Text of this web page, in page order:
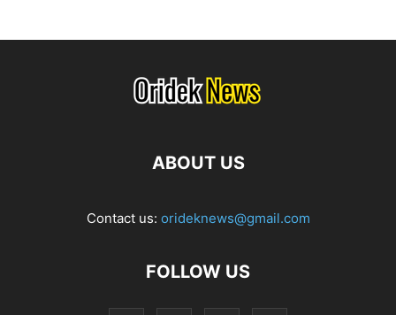
ABOUT US
Contact us: orideknews@gmail.com
FOLLOW US